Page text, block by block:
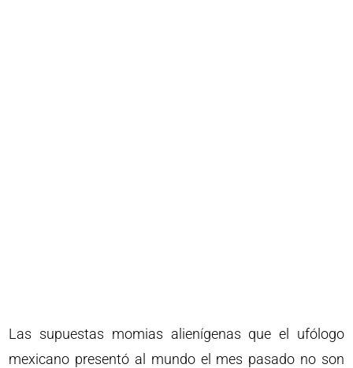
Las supuestas momias alienígenas que el ufólogo
mexicano presentó al mundo el mes pasado no son